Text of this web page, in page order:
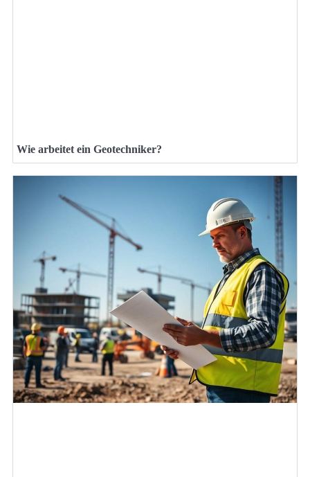
Wie arbeitet ein Geotechniker?